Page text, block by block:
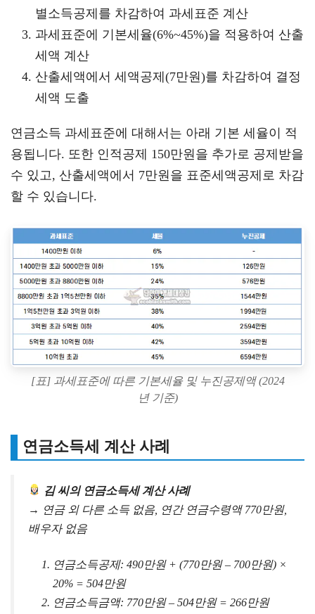
별소득공제를 차감하여 과세표준 계산
과세표준에 기본세율(6%~45%)을 적용하여 산출
세액 계산
산출세액에서 세액공제(7만원)를 차감하여 결정
세액 도출
연금소득 과세표준에 대해서는 아래 기본 세율이 적
용됩니다. 또한 인적공제 150만원을 추가로 공제받을
수 있고, 산출세액에서 7만원을 표준세액공제로 차감
할 수 있습니다.
[표] 과세표준에 따른 기본세율 및 누진공제액 (2024
년 기준)
연금소득세 계산 사례
김 씨의 연금소득세 계산 사례
→ 연금 외 다른 소득 없음, 연간 연금수령액 770만원,
배우자 없음
연금소득공제: 490만원 + (770만원 – 700만원) ×
20% = 504만원
연금소득금액: 770만원 – 504만원 = 266만원